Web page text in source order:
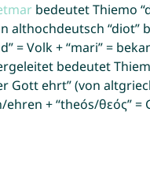
bedeutet Thiemo
althochdeutsch “diot”
= Volk + “mari” =
bedeutet
Gott ehrt” (von
ehren + “theós/θεός” =